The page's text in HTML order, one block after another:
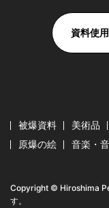
資料使
被爆資料 美術品
原爆の絵
音楽・
Copyright © Hiroshima
す。